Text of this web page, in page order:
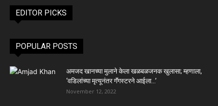
EDITOR PICKS
POPULAR POSTS
अमजद खानच्या मुलाने केला खळबळजनक खुलासा; म्हणाला,
‘वडिलांच्या मृत्यूनंतर गॅंगस्टरने आईला…’
November 12, 2022